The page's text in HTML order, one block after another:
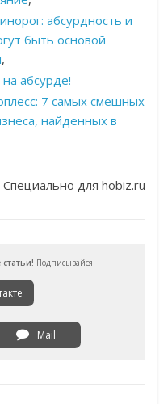
абсурдность и
быть основой
,
абсурде!
7 самых смешных
найденных в
Специально для hobiz.ru
Подписывайся
Mail